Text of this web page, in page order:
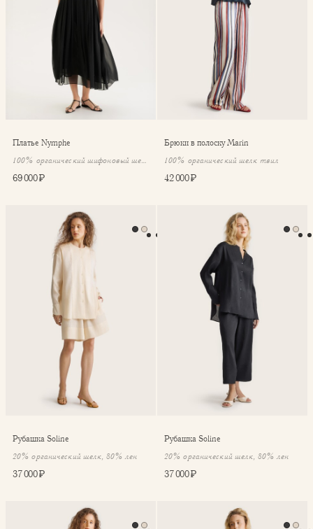
Платье Nymphe
100% органический шифоновый шелк
69 000 ₽
Брюки в полоску Marin
100% органический шелк твил
42 000 ₽
Рубашка Soline
Рубашка Soline
20% органический шелк, 80% лен
37 000 ₽
Рубашка Soline
Рубашка Soline
20% органический шелк, 80% лен
37 000 ₽
Брюки 7/8 Soline Брюки 7/8 Soline